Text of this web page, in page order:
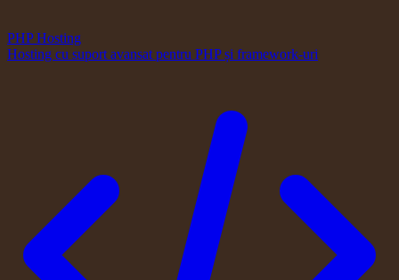
PHP Hosting
Hosting cu suport avansat pentru PHP și framework-uri